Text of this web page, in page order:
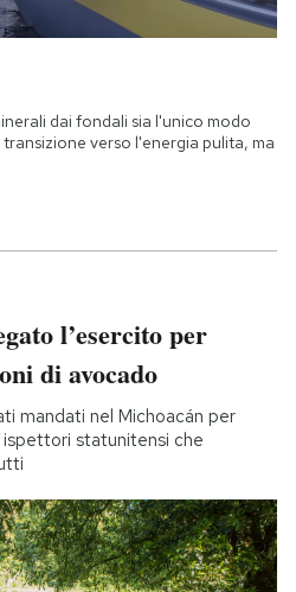
dai fondali sia l'unico modo
verso l'energia pulita, ma
l’esercito per
di avocado
mandati nel Michoacán per
statunitensi che